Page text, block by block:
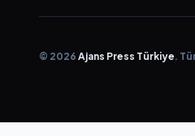
© 2026 Ajans Press Türkiye.